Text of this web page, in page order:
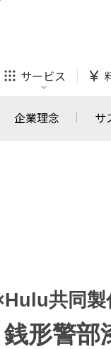
サービス
くサポート
生活サポート
ローン
企業理念 サ
共同製
形警